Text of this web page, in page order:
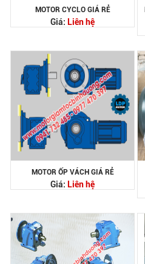
MOTOR CYCLO GIÁ RẺ
Giá: Liên hệ
MOTOR ỐP VÁCH GIÁ RẺ
Giá: Liên hệ